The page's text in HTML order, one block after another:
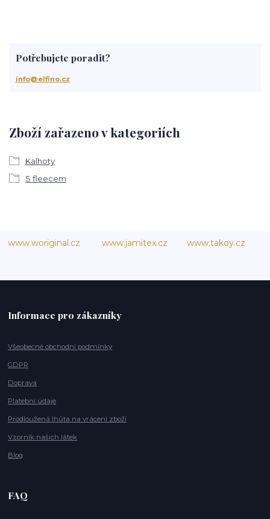
Zboží zařazeno v kategoriích
Kalhoty
S fleecem
Potřebujete poradit?
info@elfino.cz
www.woriginal.cz www.jamitex.cz www.takoy.cz
Informace pro zákazníky
Všeobecné obchodní podmínky
GDPR
Doprava
Platební údaje
Prodloužená lhůta na vrácení zboží
Vzorník našich látek
Blog
FAQ